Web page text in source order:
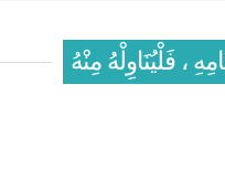
، فَلْيُنَاوِلْهُ مِنْهُ